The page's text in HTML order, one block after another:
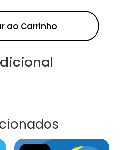
ao Carrinho